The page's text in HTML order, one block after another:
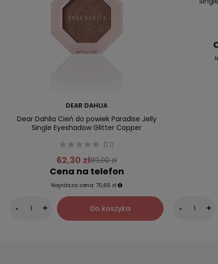
DEAR DAHLIA
Dear Dahlia Cień do powiek Paradise Jelly
Single Eyeshadow Glitter Copper
0.0
62,30 zł89,00 zł
Cena na telefon
Najniższa cena: 75,65 zł
- + Do koszyka - +